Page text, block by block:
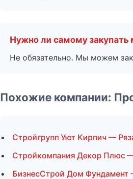
Нужно ли самому закупать
Не обязательно. Мы можем
Похожие компании:
Стройгрупп Уют Кирпич —
Стройкомпания Декор Плюс
БизнесСтрой Дом Фундамент